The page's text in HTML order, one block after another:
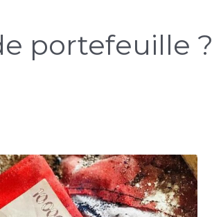
portefeuille ?